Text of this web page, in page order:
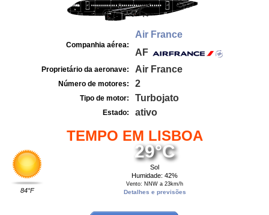
Companhia aérea:
Air France
AF
Proprietário da aeronave: Air France
Número de motores: 2
Tipo de motor: Turbojato
Estado: ativo
TEMPO EM LISBOA
84°F
29°C
Sol
Humidade: 42%
Vento: NNW a 23km/h
Detalhes e previsões